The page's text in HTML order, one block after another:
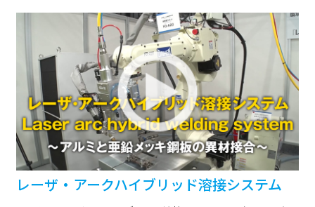
レーザ・アークハイブリッド溶接システム